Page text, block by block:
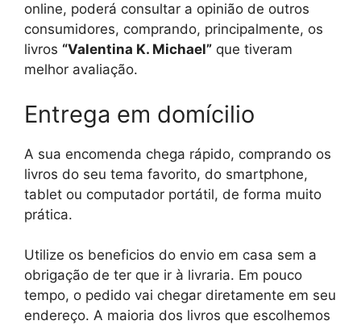
online, poderá consultar a opinião de outros
consumidores, comprando, principalmente, os
livros “Valentina K. Michael” que tiveram
melhor avaliação.
Entrega em domícilio
A sua encomenda chega rápido, comprando os
livros do seu tema favorito, do smartphone,
tablet ou computador portátil, de forma muito
prática.
Utilize os beneficios do envio em casa sem a
obrigação de ter que ir à livraria. Em pouco
tempo, o pedido vai chegar diretamente em seu
endereço. A maioria dos livros que escolhemos